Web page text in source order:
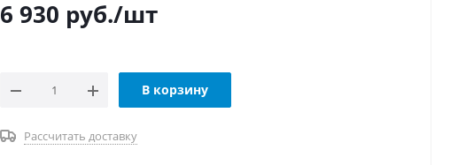
6 930 руб./шт
В корзину
Рассчитать доставку